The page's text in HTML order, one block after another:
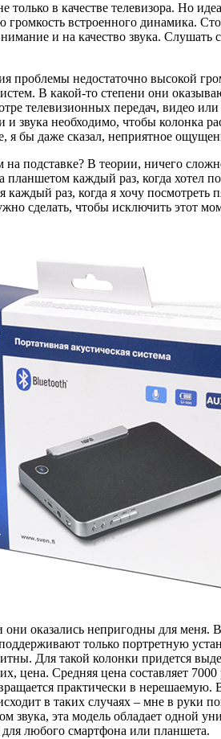
в качестве телевизора. Но
громкость встроенного динамика.
и на качество звука.
проблемы недостаточно высокой
В какой-то степени они
телевизионных передач, видео
звука необходимо, чтобы колонка
я бы даже сказал, неприятное
подставке? В теории, ничего
каждый раз, когда хотел
каждый раз, когда я хочу
сделать, чтобы исключить этот
оказались непригодны для меня.
только портретную
Для такой колонки придется
цена. Средняя цена составляет
практически в
в таких случаях – мне в руки
эта модель обладает одной
для любого смартфона или планшета.